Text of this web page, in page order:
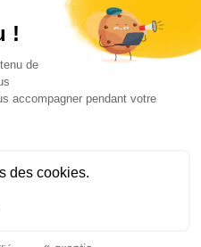
!
de
accompagner pendant votre
des cookies.
Politique de confidentialité